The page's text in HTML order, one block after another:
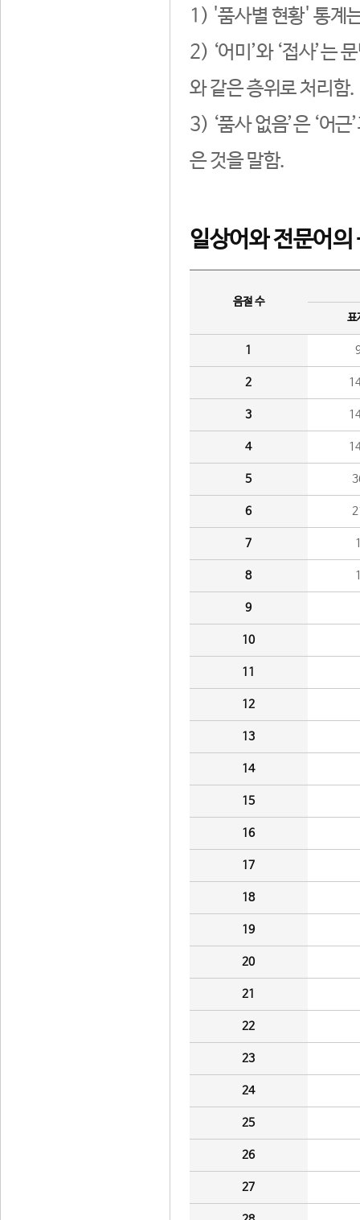
1) '품사별 현황' 통계
2) ‘어미’와 ‘접사’는
와 같은 층위로 처리함.
3) ‘품사 없음’은 ‘어
은 것을 말함.
일상어와 전문어의
음절 수
표
1
2
3
4
5
6
7
8
9
10
11
12
13
14
15
16
17
18
19
20
21
22
23
24
25
26
27